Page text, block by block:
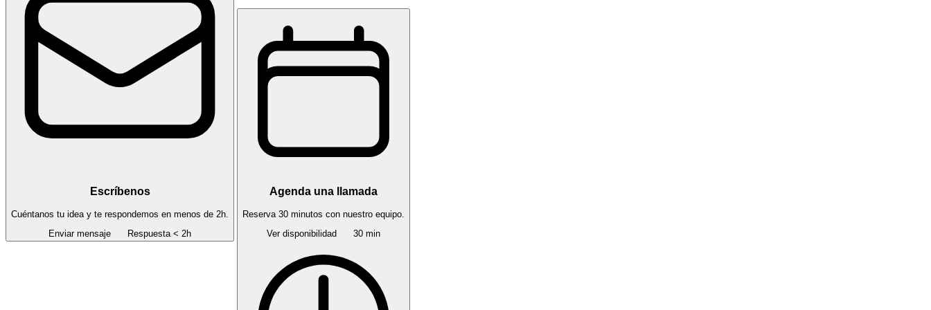
Escríbenos
Cuéntanos tu idea y te respondemos en menos de 2h.
Enviar mensaje
Respuesta < 2h
Agenda una llamada
Reserva 30 minutos con nuestro equipo.
Ver disponibilidad